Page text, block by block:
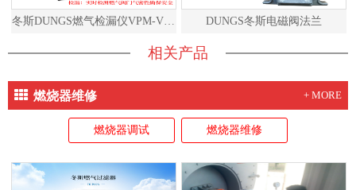
DUNGS冬斯电磁阀法兰
相关产品
燃烧器维修 + MORE
燃烧器调试 燃烧器维修